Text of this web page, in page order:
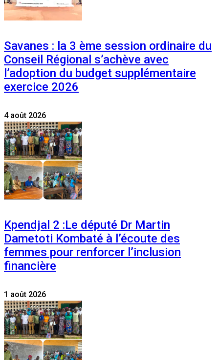
Savanes : la 3 ème session ordinaire du
Conseil Régional s’achève avec
l’adoption du budget supplémentaire
exercice 2026
4 août 2026
Kpendjal 2 :Le député Dr Martin
Dametoti Kombaté à l’écoute des
femmes pour renforcer l’inclusion
financière
1 août 2026